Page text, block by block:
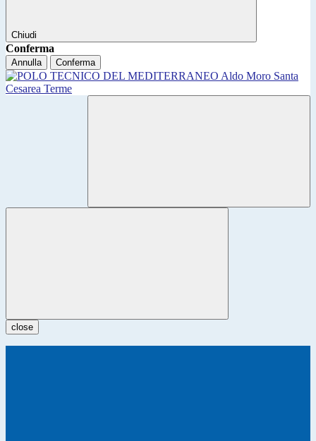
Chiudi
Conferma
Annulla Conferma
close